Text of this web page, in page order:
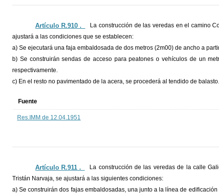
Artículo R.910 ._
La construcción de las veredas en el camino
ajustará a las condiciones que se establecen:
a) Se ejecutará una faja embaldosada de dos metros (2m00) de ancho a
b) Se construirán sendas de acceso para peatones o vehículos de un
respectivamente.
c) En el resto no pavimentado de la acera, se procederá al tendido de balasto.
Fuente
Res.IMM de 12.04.1951
Artículo R.911 ._
La construcción de las veredas de la calle
Tristán Narvaja, se ajustará a las siguientes condiciones:
a) Se construirán dos fajas embaldosadas, una junto a la línea de